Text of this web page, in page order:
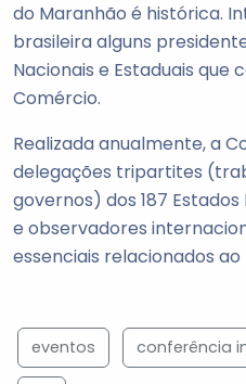
do Maranhão é histórica.
brasileira alguns
Nacionais e Estaduais que
Comércio.
Realizada anualmente, a
delegações tripartites
governos) dos 187
e observadores
essenciais relacionados
eventos conferência